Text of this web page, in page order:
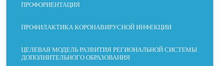
ПРОФОРИЕНТАЦИЯ
ПРОФИЛАКТИКА КОРОНАВИРУСНОЙ ИНФЕКЦИИ
ЦЕЛЕВАЯ МОДЕЛЬ РАЗВИТИЯ РЕГИОНАЛЬНОЙ СИСТЕМЫ
ДОПОЛНИТЕЛЬНОГО ОБРАЗОВАНИЯ
ВЫРАВНИВАНИЕ
ШРИФТ ДЛЯ